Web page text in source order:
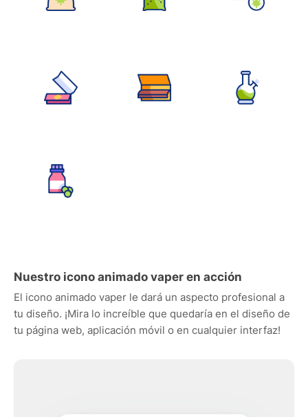
Nuestro icono animado vaper en acción
El icono animado vaper le dará un aspecto profesional a
tu diseño. ¡Mira lo increíble que quedaría en el diseño de
tu página web, aplicación móvil o en cualquier interfaz!